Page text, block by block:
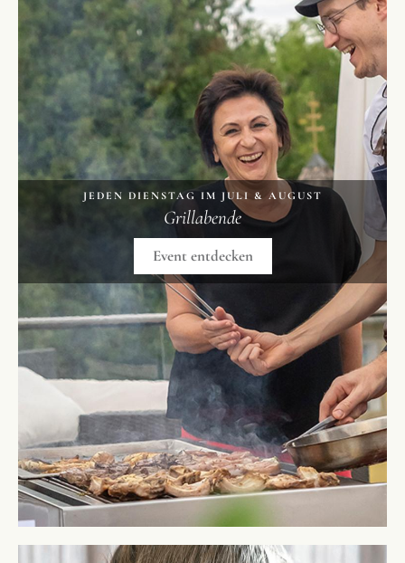
JEDEN DIENSTAG IM JULI & AUGUST
Grillabende
Event entdecken